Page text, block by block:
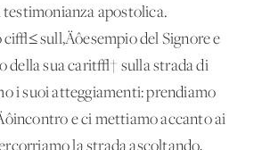
apostolica.
sull‚Äôesempio del Signore e
della sua carit√† sulla strada di
i suoi atteggiamenti: prendiamo
e ci mettiamo accanto ai
la strada ascoltando,